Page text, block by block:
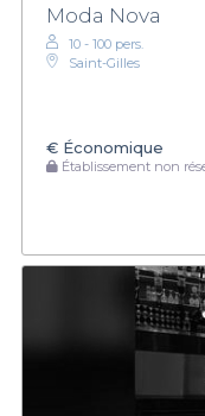
Moda Nova
10 - 100 pers.
Saint-Gilles
€ Économique
Établissement non